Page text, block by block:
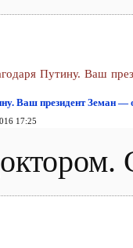
Путину. Ваш
Ваш президент Земан —
17:25